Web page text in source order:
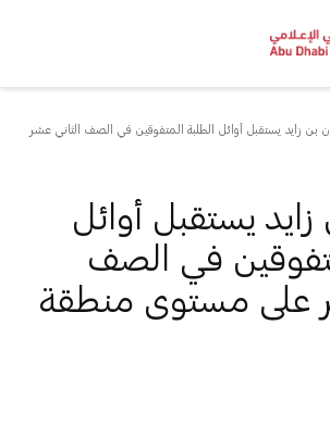
بن زايد يستقبل أوائل الطلبة المتفوقين في الصف الثاني عشر
يستقبل أوائل
في الصف
على مستوى منطقة